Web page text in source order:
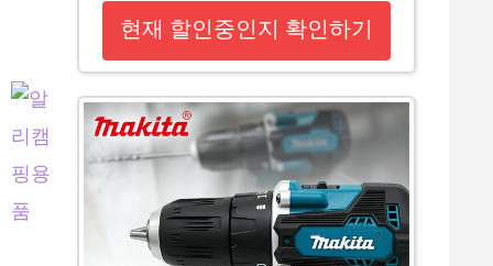
현재 할인중인지 확인하기